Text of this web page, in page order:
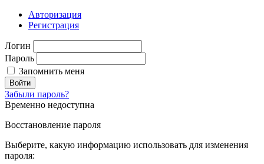
Авторизация
Регистрация
Логин
Пароль
Запомнить меня
Войти
Забыли пароль?
Временно недоступна
Восстановление пароля
Выберите, какую информацию использовать для изменения
пароля: